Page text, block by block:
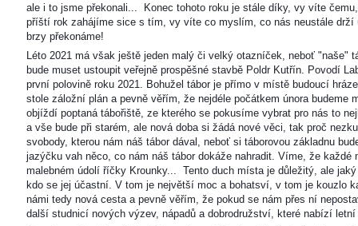
ale i to jsme překonali... Konec tohoto roku je stále díky, vy víte
příští rok zahájíme sice s tím, vy víte co myslím, co nás neustále
brzy překonáme!
Léto 2021 má však ještě jeden malý či velký otazníček, neboť "naše"
bude muset ustoupit veřejně prospěšné stavbě Poldr Kutřín. Povodí
první polovině roku 2021. Bohužel tábor je přímo v místě budoucí
stole záložní plán a pevně věřím, že nejdéle počátkem února
objíždí poptaná tábořiště, ze kterého se pokusíme vybrat pro nás to
a vše bude při starém, ale nová doba si žádá nové věci, tak proč
svobody, kterou nám náš tábor dával, neboť si táborovou základnu
jazýčku vah něco, co nám náš tábor dokáže nahradit. Víme, že
malebném údolí říčky Krounky... Tento duch místa je důležitý, ale
kdo se jej účastní. V tom je největší moc a bohatsví, v tom je kouzlo
námi tedy nová cesta a pevně věřím, že pokud se nám přes ní
další studnicí nových výzev, nápadů a dobrodružství, které nabízí letní